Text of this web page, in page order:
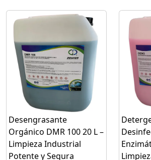
Desengrasante
Orgánico DMR 100 20 L –
Limpieza Industrial
Potente y Segura